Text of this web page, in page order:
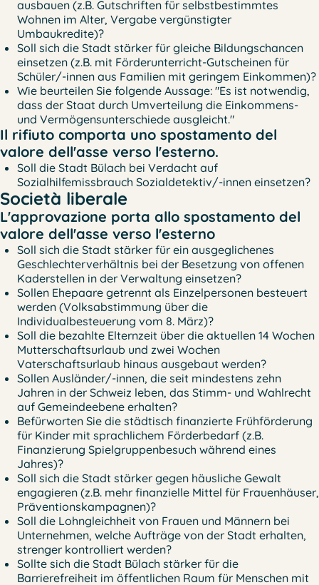
ausbauen (z.B. Gutschriften für selbstbestimmtes
Wohnen im Alter, Vergabe vergünstigter
Umbaukredite)?
Soll sich die Stadt stärker für gleiche Bildungschancen
einsetzen (z.B. mit Förderunterricht-Gutscheinen für
Schüler/-innen aus Familien mit geringem Einkommen)?
Wie beurteilen Sie folgende Aussage: "Es ist notwendig,
dass der Staat durch Umverteilung die Einkommens-
und Vermögensunterschiede ausgleicht."
Il rifiuto comporta uno spostamento del
valore dell'asse verso l'esterno.
Soll die Stadt Bülach bei Verdacht auf
Sozialhilfemissbrauch Sozialdetektiv/-innen einsetzen?
Società liberale
L'approvazione porta allo spostamento del
valore dell'asse verso l'esterno
Soll sich die Stadt stärker für ein ausgeglichenes
Geschlechterverhältnis bei der Besetzung von offenen
Kaderstellen in der Verwaltung einsetzen?
Sollen Ehepaare getrennt als Einzelpersonen besteuert
werden (Volksabstimmung über die
Individualbesteuerung vom 8. März)?
Soll die bezahlte Elternzeit über die aktuellen 14 Wochen
Mutterschaftsurlaub und zwei Wochen
Vaterschaftsurlaub hinaus ausgebaut werden?
Sollen Ausländer/-innen, die seit mindestens zehn
Jahren in der Schweiz leben, das Stimm- und Wahlrecht
auf Gemeindeebene erhalten?
Befürworten Sie die städtisch finanzierte Frühförderung
für Kinder mit sprachlichem Förderbedarf (z.B.
Finanzierung Spielgruppenbesuch während eines
Jahres)?
Soll sich die Stadt stärker gegen häusliche Gewalt
engagieren (z.B. mehr finanzielle Mittel für Frauenhäuser,
Präventionskampagnen)?
Soll die Lohngleichheit von Frauen und Männern bei
Unternehmen, welche Aufträge von der Stadt erhalten,
strenger kontrolliert werden?
Sollte sich die Stadt Bülach stärker für die
Barrierefreiheit im öffentlichen Raum für Menschen mit